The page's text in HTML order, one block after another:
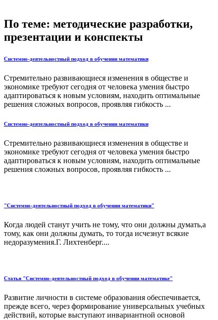
По теме: методические разработки,
презентации и конспекты
Системно-деятельностный подход в обучении математики
Стремительно развивающиеся изменения в обществе и
экономике требуют сегодня от человека умения быстро
адаптироваться к новым условиям, находить оптимальные
решения сложных вопросов, проявляя гибкость ...
Системно-деятельностный подход в обучении математики
Стремительно развивающиеся изменения в обществе и
экономике требуют сегодня от человека умения быстро
адаптироваться к новым условиям, находить оптимальные
решения сложных вопросов, проявляя гибкость ...
"Системно-деятельностный подход в обучении математики"
Когда людей станут учить не тому, что они должны думать,а
тому, как они должны думать, то тогда исчезнут всякие
недоразумения.Г. Лихтенберг....
Статья "Системно-деятельностный подход в обучении математике"
Развитие личности в системе образования обеспечивается,
прежде всего, через формирование универсальных учебных
действий, которые выступают инвариантной основой